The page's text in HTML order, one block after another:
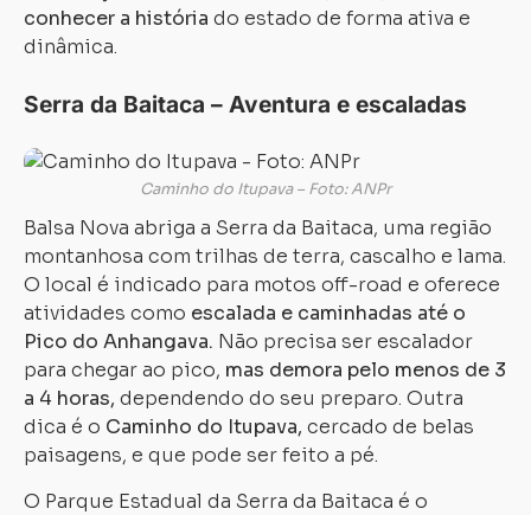
conhecer a história do estado de forma ativa e
dinâmica.
Serra da Baitaca – Aventura e escaladas
Caminho do Itupava – Foto: ANPr
Balsa Nova abriga a Serra da Baitaca, uma região
montanhosa com trilhas de terra, cascalho e lama.
O local é indicado para motos off-road e oferece
atividades como escalada e caminhadas até o
Pico do Anhangava. Não precisa ser escalador
para chegar ao pico, mas demora pelo menos de 3
a 4 horas, dependendo do seu preparo. Outra
dica é o Caminho do Itupava, cercado de belas
paisagens, e que pode ser feito a pé.
O Parque Estadual da Serra da Baitaca é o